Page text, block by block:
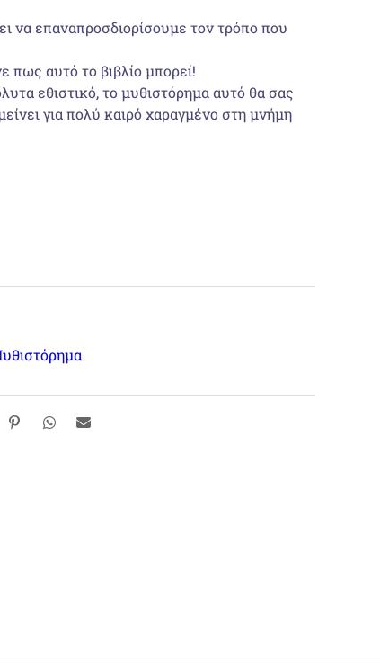
€.
να επαναπροσδιορίσουμε τον τρόπο που
πως αυτό το βιβλίο μπορεί!
εθιστικό, το μυθιστόρημα αυτό θα σας
για πολύ καιρό χαραγμένο στη μνήμη